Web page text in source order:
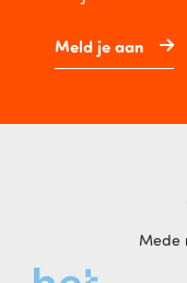
Meld je aan
Mede